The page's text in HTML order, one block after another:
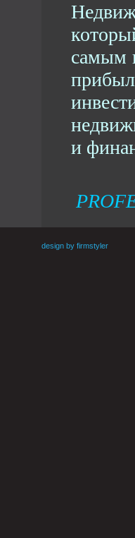
самым
и
design by firmstyler